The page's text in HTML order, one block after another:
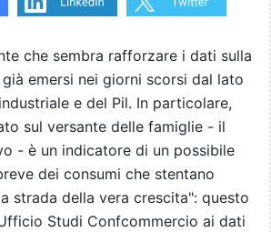
che sembra rafforzare i dati sulla
emersi nei giorni scorsi dal lato
e del Pil. In particolare,
sul versante delle famiglie - il
- è un indicatore di un possibile
dei consumi che stentano
strada della vera crescita": questo
Studi Confcommercio ai dati